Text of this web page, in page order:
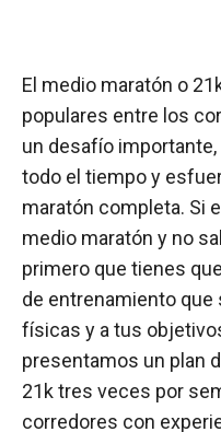
El medio maratón o
populares entre los
un desafío
todo el tiempo y
maratón completa. Si
medio maratón y no
primero que tienes
de entrenamiento
físicas y a tus
presentamos un plan
21k tres veces por
corredores con